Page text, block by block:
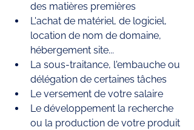
des matières premières
L'achat de matériel, de logiciel,
location de nom de domaine,
hébergement site...
La sous-traitance, l'embauche ou
délégation de certaines tâches
Le versement de votre salaire
Le développement la recherche
ou la production de votre produit